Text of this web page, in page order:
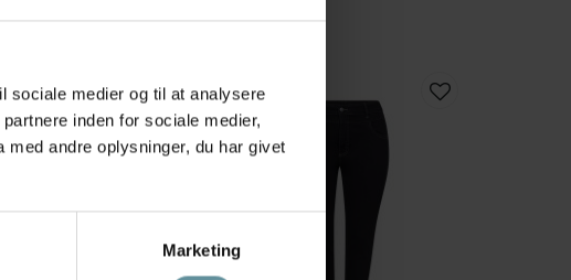
sociale medier og til at analysere
inden for sociale medier,
andre oplysninger, du har givet
Marketing
+42